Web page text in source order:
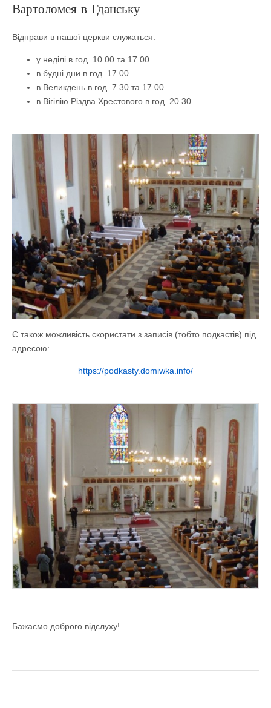
Вартоломея в Гданську
Відправи в нашої церкви служаться:
у неділі в год. 10.00 та 17.00
в будні дни в год. 17.00
в Великдень в год. 7.30 та 17.00
в Вігілію Різдва Хрестового в год. 20.30
Є також можливість скористати з записів (тобто подкастів) під
адресою:
https://podkasty.domiwka.info/
Бажаємо доброго відслуху!